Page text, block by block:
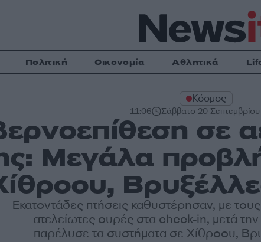
Πολιτική Οικονομία Αθλητικά
Κόσμος
11:06 Σάββατο 20
σε
Μεγάλα
Εκατοντάδες πτήσεις καθυστέρησαν, με
ατελείωτες ουρές στα check-in, μετά
παρέλυσε τα συστήματα σε Χίθροου,